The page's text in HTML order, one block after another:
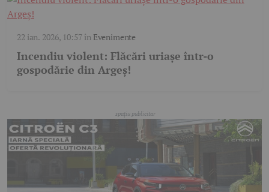
22 ian. 2026, 10:57în Evenimente
Incendiu violent: Flăcări uriașe într-o
gospodărie din Argeș!